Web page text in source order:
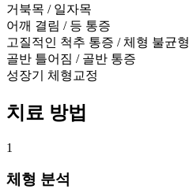
거북목 / 일자목
어깨 결림 / 등 통증
고질적인 척추 통증 / 체형 불균형
골반 틀어짐 / 골반 통증
성장기 체형교정
치료 방법
1
체형 분석